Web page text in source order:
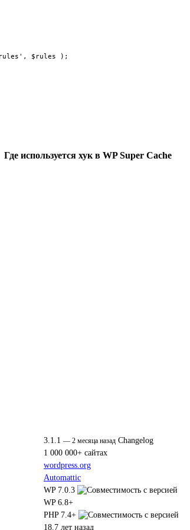
$rules );
Где используется хук в WP Super Cache
3.1.1 — 2 месяца назад Changelog
1 000 000+ сайтах
wordpress.org
Automattic
WP 7.0.3
WP 6.8+
PHP 7.4+
18.7 лет назад